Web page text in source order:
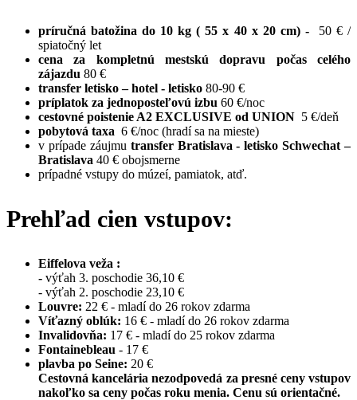
príručná batožina do 10 kg ( 55 x 40 x 20 cm) -
50 € /
spiatočný let
cena za kompletnú mestskú dopravu počas celého
zájazdu 80 €
transfer letisko – hotel - letisko 80-90 €
príplatok za jednoposteľovú izbu 60 €/noc
cestovné poistenie A2 EXCLUSIVE od UNION 5 €/deň
pobytová taxa 6 €/noc (hradí sa na mieste)
v prípade záujmu transfer Bratislava - letisko Schwechat –
Bratislava 40 € obojsmerne
prípadné vstupy do múzeí, pamiatok, atď.
Prehľad cien vstupov:
Eiffelova veža :
- výťah 3. poschodie 36,10 €
- výťah 2. poschodie 23,10 €
Louvre: 22 € - mladí do 26 rokov zdarma
Víťazný oblúk: 16 € - mladí do 26 rokov zdarma
Invalidovňa: 17 € - mladí do 25 rokov zdarma
Fontainebleau - 17 €
plavba po Seine: 20 €
Cestovná kancelária nezodpovedá za presné ceny vstupov
nakoľko sa ceny počas roku menia. Cenu sú orientačné.